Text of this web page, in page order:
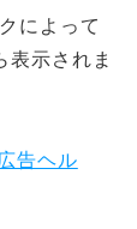
によって
示されま
告ヘル